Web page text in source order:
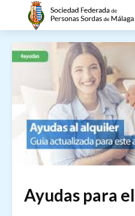
Ayudas para